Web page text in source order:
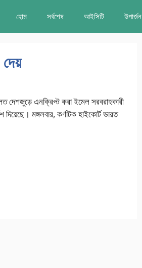
হোম সর্বশেষ আইসিটি উপার্জন
এনক্রিপ্ট করা ইমেল সরবরাহকারী
মঙ্গলবার, কর্ণাটক হাইকোর্ট ভারত